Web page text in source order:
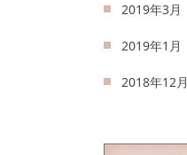
2019年3月
2019年1月
2018年12月